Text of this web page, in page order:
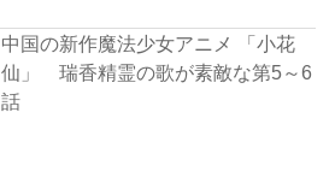
中国の新作魔法少女アニメ 「小花
仙」 瑞香精霊の歌が素敵な第5～6
話